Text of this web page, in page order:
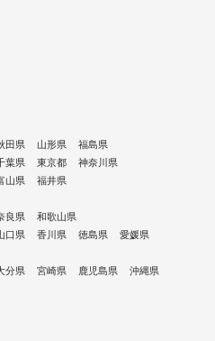
/ CONPASS / DROP / FANJ
パン工場 / JANUS / OSAKA
通し券） ￥12,000
PASS（全会場共通・各日1日
途必要 。
平とじゃがいもフィルハーモ
っぽ / cupid tem / ぎゅる子 /
ジーウォウウォ!! / Groggy-
オギャング / 最強マンボウ修
凜々香 / さとう。 / sanetii /
/ JIJIM / シベリアンハス
/ STRAWDAY / すなお / スラ
/ 多次元制御機構よだか
セツナガラ / つきみ / でかく
空 / TRAёLL / トンボコープ /
田県 山形県
福島県
葉県 東京都
神奈川県
山県
福井県
良県
和歌山県
口県 香川県 徳島県
愛媛県
分県 宮崎県 鹿児島県 沖縄県